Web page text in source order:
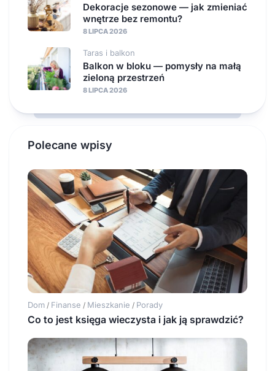
Dekoracje sezonowe — jak zmieniać
wnętrze bez remontu?
8 LIPCA 2026
Taras i balkon
Balkon w bloku — pomysły na małą
zieloną przestrzeń
8 LIPCA 2026
Polecane wpisy
Dom / Finanse / Mieszkanie / Porady
Co to jest księga wieczysta i jak ją sprawdzić?